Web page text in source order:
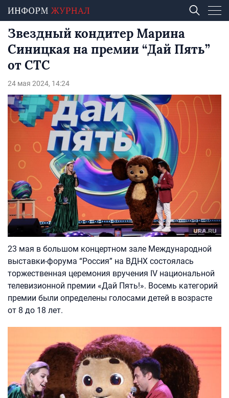
Звездный кондитер Марина
Синицкая на премии “Дай Пять”
от СТС
24 мая 2024, 14:24
23 мая в большом концертном зале Международной
выставки-форума “Россия” на ВДНХ состоялась
торжественная церемония вручения IV национальной
телевизионной премии «Дай Пять!». Восемь категорий
премии были определены голосами детей в возрасте
от 8 до 18 лет.